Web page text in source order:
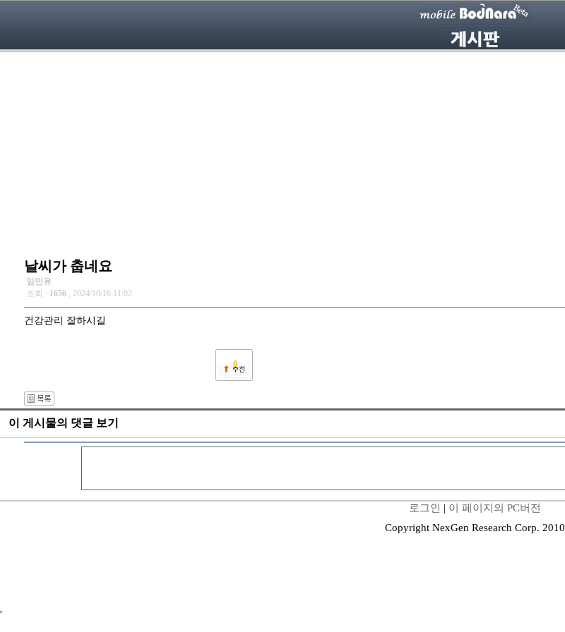
날씨가 춥네요
임민유
조회 : 1656 , 2024/10/16 11:02
건강관리 잘하시길
0
이 게시물의 댓글 보기
로그인 | 이 페이지의 PC버전
Copyright NexGen Research Corp. 2010